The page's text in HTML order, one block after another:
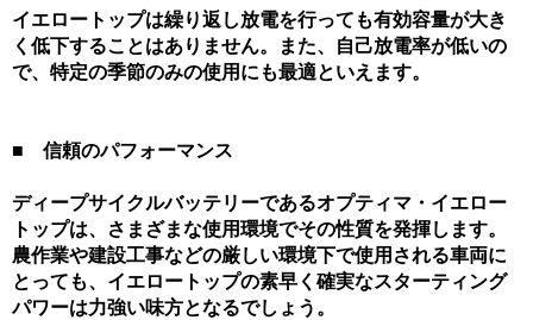
イエロートップは繰り返し放電を行っても有効容量が大き
く低下することはありません。また、自己放電率が低いの
で、特定の季節のみの使用にも最適といえます。
■ 信頼のパフォーマンス
ディープサイクルバッテリーであるオプティマ・イエロー
トップは、さまざまな使用環境でその性質を発揮します。
農作業や建設工事などの厳しい環境下で使用される車両に
とっても、イエロートップの素早く確実なスターティング
パワーは力強い味方となるでしょう。